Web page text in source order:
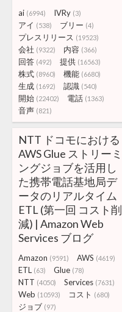
ai (6994) IVRy (3)
アイ (538) ブリー (4)
プレスリリース (19523)
会社 (9322) 内容 (366)
回答 (492) 提供 (16563)
株式 (8960) 機能 (6680)
生成 (1692) 認識 (540)
開始 (22402) 電話 (1363)
音声 (821)
NTT ドコモにおける
AWS Glue ストリーミ
ングジョブを活用し
た携帯電話基地局デ
ータのリアルタイム
ETL (第一回 コスト削
減) | Amazon Web
Services ブログ
Amazon (9591) AWS (4619)
ETL (63) Glue (78)
NTT (4050) Services (7631)
Web (10593) コスト (680)
ジョブ (97)